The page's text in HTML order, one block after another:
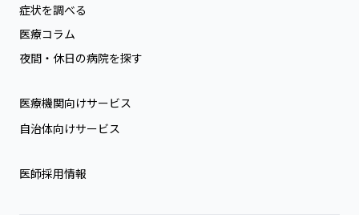
症状を調べる
医療コラム
夜間・休日の病院を探す
医療機関向けサービス
自治体向けサービス
医師採用情報